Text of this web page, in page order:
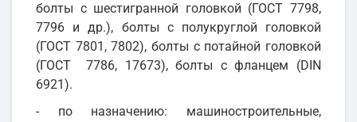
болты с шестигранной головкой (ГОСТ 7798,
7796 и др.), болты с полукруглой головкой
(ГОСТ 7801, 7802), болты с потайной головкой
(ГОСТ 7786, 17673), болты с фланцем (DIN
6921).
- по назначению: машиностроительные,